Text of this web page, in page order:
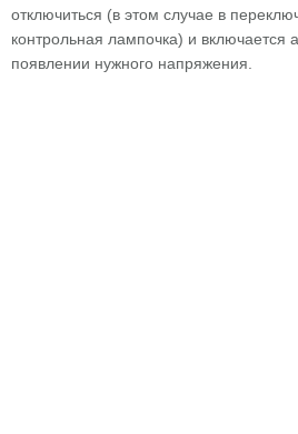
отключиться (в этом случае в
контрольная лампочка) и включается
появлении нужного напряжения.